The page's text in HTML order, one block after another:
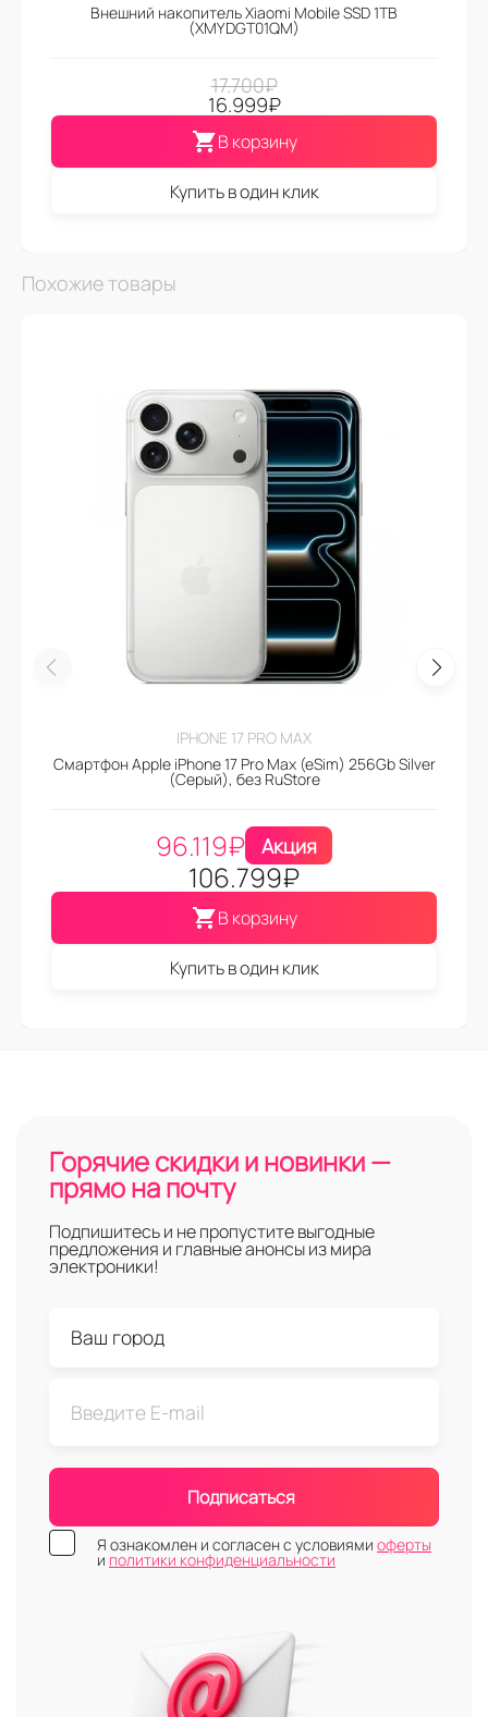
Внешний накопитель Xiaomi Mobile SSD 1TB
(XMYDGT01QM)
17.700₽
16.999₽
В корзину
Купить в один клик
Похожие товары
IPHONE 17 PRO MAX
Смартфон Apple iPhone 17 Pro Max (eSim) 256Gb Silver
(Серый), без RuStore
96.119₽ Акция
106.799₽
В корзину
Купить в один клик
Горячие скидки и новинки —
прямо на почту
Подпишитесь и не пропустите выгодные
предложения и главные анонсы из мира
электроники!
Подписаться
Я ознакомлен и согласен с условиями оферты
и политики конфиденциальности